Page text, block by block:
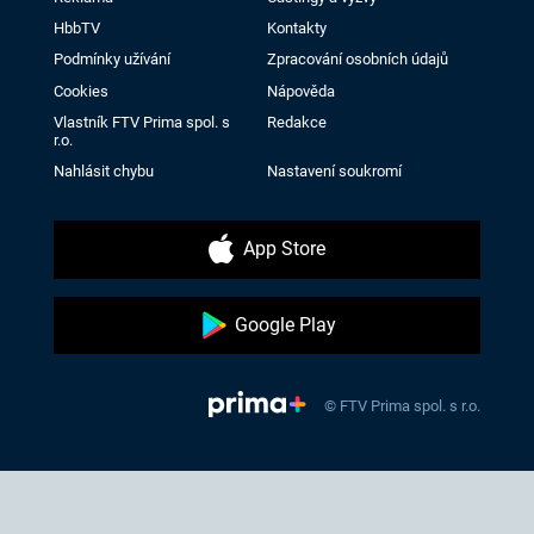
HbbTV
Kontakty
Podmínky užívání
Zpracování osobních údajů
Cookies
Nápověda
Vlastník FTV Prima spol. s
r.o.
Redakce
Nahlásit chybu Nastavení soukromí
App Store
Google Play
© FTV Prima spol. s r.o.